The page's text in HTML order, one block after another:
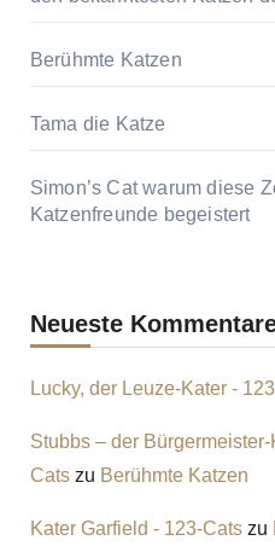
Berühmte Katzen
Tama die Katze
Simon’s Cat warum diese
Katzenfreunde begeistert
Neueste
Lucky, der Leuze-Kater -
Stubbs – der
Catszu Berühmte Katzen
Kater Garfield - 123-Catszu